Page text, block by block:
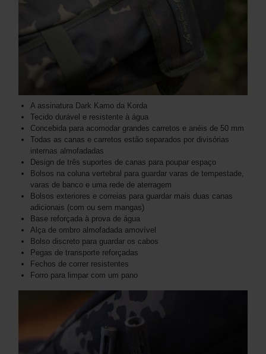
A assinatura Dark Kamo da Korda
Tecido durável e resistente à água
Concebida para acomodar grandes carretos e anéis de 50 mm
Todas as canas e carretos estão separados por divisórias
internas almofadadas
Design de três suportes de canas para poupar espaço
Bolsos na coluna vertebral para guardar varas de tempestade,
varas de banco e uma rede de aterragem
Bolsos exteriores e correias para guardar mais duas canas
adicionais (com ou sem mangas)
Base reforçada à prova de água
Alça de ombro almofadada amovível
Bolso discreto para guardar os cabos
Pegas de transporte reforçadas
Fechos de correr resistentes
Forro para limpar com um pano